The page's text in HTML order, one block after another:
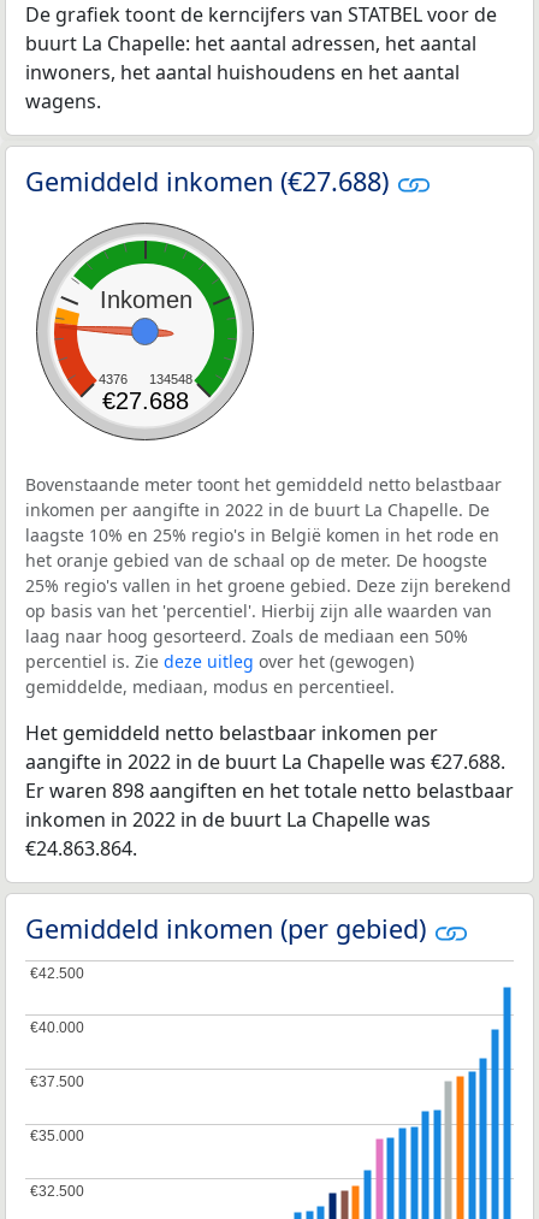
De grafiek toont de kerncijfers van STATBEL voor de
buurt La Chapelle: het aantal adressen, het aantal
inwoners, het aantal huishoudens en het aantal
wagens.
Gemiddeld inkomen (€27.688)
Inkomen
4376 134548
€27.688
Bovenstaande meter toont het gemiddeld netto belastbaar
inkomen per aangifte in 2022 in de buurt La Chapelle. De
laagste 10% en 25% regio's in België komen in het rode en
het oranje gebied van de schaal op de meter. De hoogste
25% regio's vallen in het groene gebied. Deze zijn berekend
op basis van het 'percentiel'. Hierbij zijn alle waarden van
laag naar hoog gesorteerd. Zoals de mediaan een 50%
percentiel is. Zie deze uitleg over het (gewogen)
gemiddelde, mediaan, modus en percentieel.
Het gemiddeld netto belastbaar inkomen per
aangifte in 2022 in de buurt La Chapelle was €27.688.
Er waren 898 aangiften en het totale netto belastbaar
inkomen in 2022 in de buurt La Chapelle was
€24.863.864.
Gemiddeld inkomen (per gebied)
€32.500
€32.500
€35.000
€35.000
€37.500
€37.500
€40.000
€40.000
€42.500
€42.500